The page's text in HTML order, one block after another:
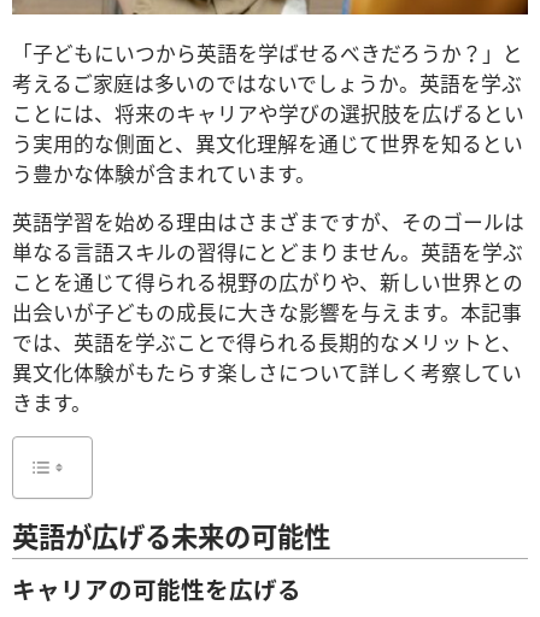
「子どもにいつから英語を学ばせるべきだろうか？」と
考えるご家庭は多いのではないでしょうか。英語を学ぶ
ことには、将来のキャリアや学びの選択肢を広げるとい
う実用的な側面と、異文化理解を通じて世界を知るとい
う豊かな体験が含まれています。
英語学習を始める理由はさまざまですが、そのゴールは
単なる言語スキルの習得にとどまりません。英語を学ぶ
ことを通じて得られる視野の広がりや、新しい世界との
出会いが子どもの成長に大きな影響を与えます。本記事
では、英語を学ぶことで得られる長期的なメリットと、
異文化体験がもたらす楽しさについて詳しく考察してい
きます。
英語が広げる未来の可能性
キャリアの可能性を広げる